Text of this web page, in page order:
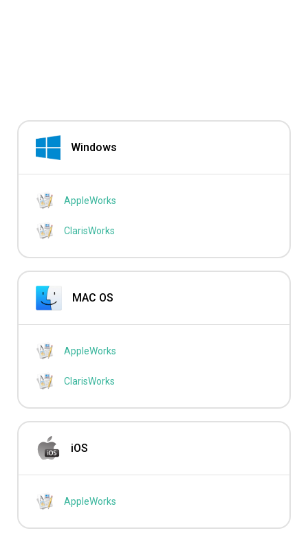
Windows
AppleWorks
ClarisWorks
MAC OS
AppleWorks
ClarisWorks
iOS
AppleWorks